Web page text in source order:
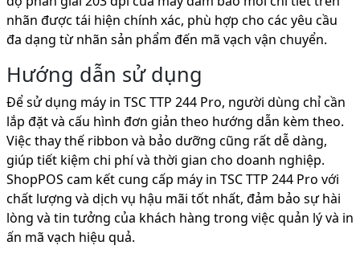
nhãn được tái hiện chính xác, phù hợp cho các yêu cầu
đa dạng từ nhãn sản phẩm đến mã vạch vận chuyển.
Hướng dẫn sử dụng
Để sử dụng máy in TSC TTP 244 Pro, người dùng chỉ cần
lắp đặt và cấu hình đơn giản theo hướng dẫn kèm theo.
Việc thay thế ribbon và bảo dưỡng cũng rất dễ dàng,
giúp tiết kiệm chi phí và thời gian cho doanh nghiệp.
ShopPOS cam kết cung cấp máy in TSC TTP 244 Pro với
chất lượng và dịch vụ hậu mãi tốt nhất, đảm bảo sự hài
lòng và tin tưởng của khách hàng trong việc quản lý và in
ấn mã vạch hiệu quả.